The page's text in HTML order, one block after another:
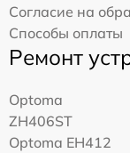
Согласие на
Способы оплаты
Ремонт
Optoma
ZH406ST
Optoma EH412